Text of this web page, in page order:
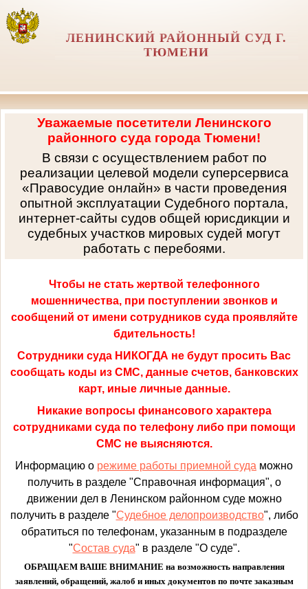
ЛЕНИНСКИЙ РАЙОННЫЙ СУД Г.
ТЮМЕНИ
Уважаемые посетители Ленинского
районного суда города Тюмени!
В связи с осуществлением работ по
реализации целевой модели суперсервиса
«Правосудие онлайн» в части проведения
опытной эксплуатации Судебного портала,
интернет-сайты судов общей юрисдикции и
судебных участков мировых судей могут
работать с перебоями.
Чтобы не стать жертвой телефонного
мошенничества, при поступлении звонков и
сообщений от имени сотрудников суда проявляйте
бдительность!
Сотрудники суда НИКОГДА не будут просить Вас
сообщать коды из СМС, данные счетов, банковских
карт, иные личные данные.
Никакие вопросы финансового характера
сотрудниками суда по телефону либо при помощи
СМС не выясняются.
Информацию о режиме работы приемной суда можно
получить в разделе "Справочная информация", о
движении дел в Ленинском районном суде можно
получить в разделе "Судебное делопроизводство", либо
обратиться по телефонам, указанным в подразделе
"Состав суда" в разделе "О суде".
ОБРАЩАЕМ ВАШЕ ВНИМАНИЕ на возможность направления
заявлений, обращений, жалоб и иных документов по почте заказным